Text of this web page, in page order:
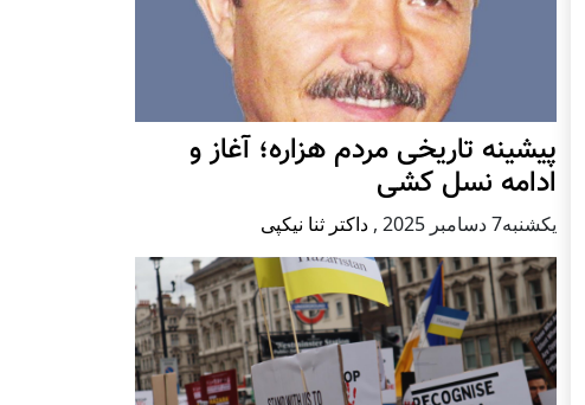
پيشينه تاريخی مردم هزاره؛ آغاز و
ادامه نسل کشی
يكشنبه7 دسامبر 2025 , داکتر ثنا نیکپی